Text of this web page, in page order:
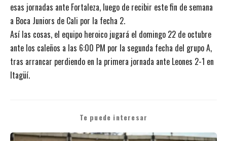
esas jornadas ante Fortaleza, luego de recibir este fin de semana
a Boca Juniors de Cali por la fecha 2.
Así las cosas, el equipo heroico jugará el domingo 22 de octubre
ante los caleños a las 6:00 PM por la segunda fecha del grupo A,
tras arrancar perdiendo en la primera jornada ante Leones 2-1 en
Itagüí.
Te puede interesar